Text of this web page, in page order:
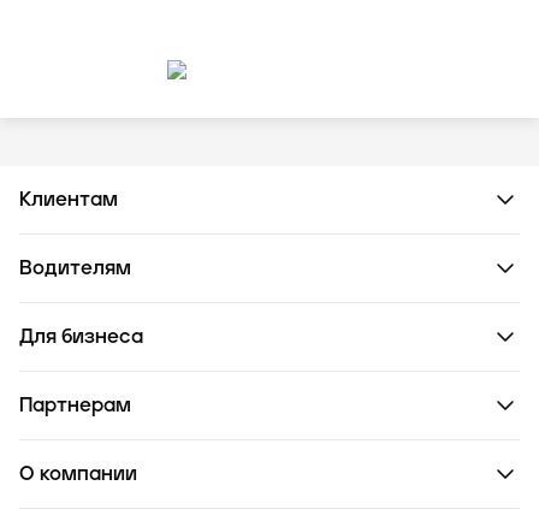
Клиентам
Водителям
Для бизнеса
Партнерам
О компании